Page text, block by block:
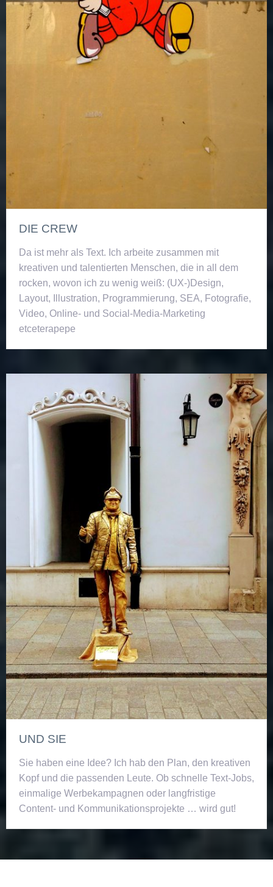
DIE CREW
Da ist mehr als Text. Ich arbeite zusammen mit
kreativen und talentierten Menschen, die in all dem
rocken, wovon ich zu wenig weiß: (UX-)Design,
Layout, Illustration, Programmierung, SEA, Fotografie,
Video, Online- und Social-Media-Marketing
etceterapepe
UND SIE
Sie haben eine Idee? Ich hab den Plan, den kreativen
Kopf und die passenden Leute. Ob schnelle Text-Jobs,
einmalige Werbekampagnen oder langfristige
Content- und Kommunikationsprojekte … wird gut!